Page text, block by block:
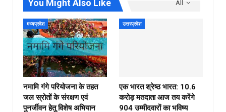
All
You Might Also Like
मध्यप्रदेश
नमामि गंगे परियोजना के तहत
जल स्रोतों के संरक्षण एवं
पुनर्जीवन हेतु विशेष अभियान
उत्तरप्रदेश
एक भारत श्रेष्ठ भारत: 10.6
करोड़ मतदाता आज तय करेंगे
904 उम्मीदवारों का भविष्य